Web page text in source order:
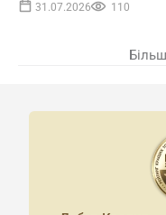
31.07.2026 110